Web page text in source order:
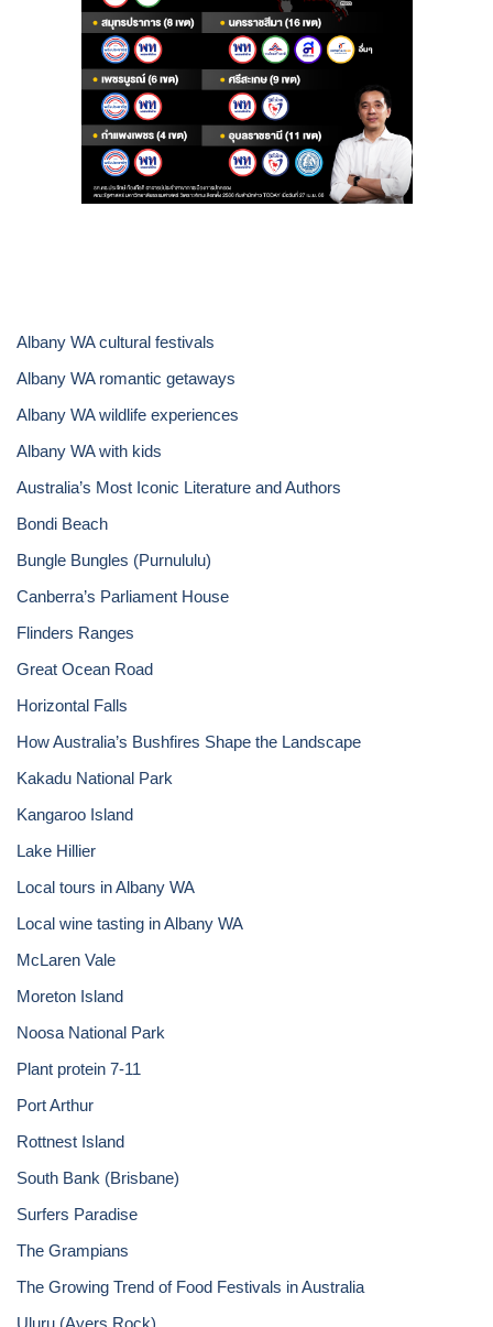
Albany WA cultural festivals
Albany WA romantic getaways
Albany WA wildlife experiences
Albany WA with kids
Australia’s Most Iconic Literature and Authors
Bondi Beach
Bungle Bungles (Purnululu)
Canberra’s Parliament House
Flinders Ranges
Great Ocean Road
Horizontal Falls
How Australia’s Bushfires Shape the Landscape
Kakadu National Park
Kangaroo Island
Lake Hillier
Local tours in Albany WA
Local wine tasting in Albany WA
McLaren Vale
Moreton Island
Noosa National Park
Plant protein 7-11
Port Arthur
Rottnest Island
South Bank (Brisbane)
Surfers Paradise
The Grampians
The Growing Trend of Food Festivals in Australia
Uluru (Ayers Rock)